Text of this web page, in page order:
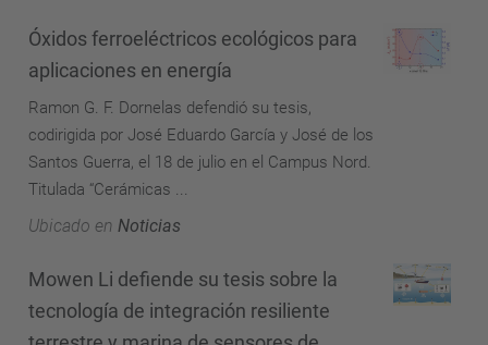
Óxidos ferroeléctricos ecológicos para
aplicaciones en energía
Ramon G. F. Dornelas defendió su tesis,
codirigida por José Eduardo García y José de los
Santos Guerra, el 18 de julio en el Campus Nord.
Titulada “Cerámicas ...
Ubicado en Noticias
Mowen Li defiende su tesis sobre la
tecnología de integración resiliente